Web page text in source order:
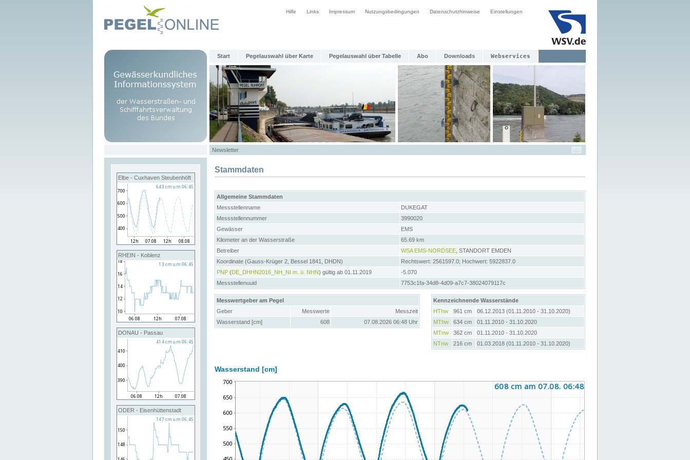
Hilfe Links Impressum Nutzungsbedingungen Datenschutzhinweise Einstellungen
Start Pegelauswahl über Karte Pegelauswahl über Tabelle Abo Downloads Webservices
Newsletter
Elbe - Cuxhaven Steubenhöft
RHEIN - Koblenz
DONAU - Passau
ODER - Eisenhüttenstadt
Stammdaten
Allgemeine Stammdaten
Messstellenname
DUKEGAT
Messstellennummer
3990020
Gewässer
EMS
Kilometer an der Wasserstraße
65.69 km
Betreiber
WSA EMS-NORDSEE , STANDORT EMDEN
Koordinate (Gauss-Krüger 2, Bessel 1841, DHDN)
Rechtswert: 2561597.0; Hochwert: 5922837.0
PNP (DE_DHHN2016_NH_NI m. ü. NHN) gültig ab 01.11.2019
-5.070
Messstellenuuid
7753c1fa-34d8-4d09-a7c7-38024079117c
Messwertgeber am Pegel
Geber
Messwerte
Messzeit
Wasserstand [cm]
608 07.08.2026 06:48 Uhr
Kennzeichnende Wasserstände
HThw
961 cm
06.12.2013 (01.11.2010 - 31.10.2020)
MThw
634 cm
01.11.2010 - 31.10.2020
MTnw
362 cm
01.11.2010 - 31.10.2020
NTnw
216 cm 01.03.2018 (01.11.2010 - 31.10.2020)
Wasserstand [cm]